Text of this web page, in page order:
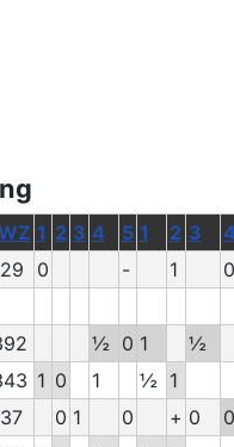
1 2 3 4 5 1 2 3
0 - 1
0
½ 0 1
½
1 0 1 ½ 1
0 1 0 + 0
0